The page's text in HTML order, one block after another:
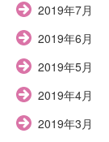
2019年7月
2019年6月
2019年5月
2019年4月
2019年3月